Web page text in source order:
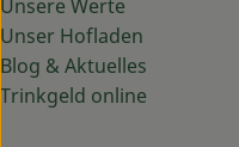
Unsere Werte
Unser Hofladen
Blog & Aktuelles
Trinkgeld online